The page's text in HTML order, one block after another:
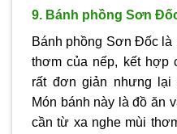
9. Bánh phồng Sơn
Bánh phồng Sơn Đốc là
thơm của nếp, kết hợp
rất đơn giản nhưng
Món bánh này là đồ ăn
cần từ xa nghe mùi